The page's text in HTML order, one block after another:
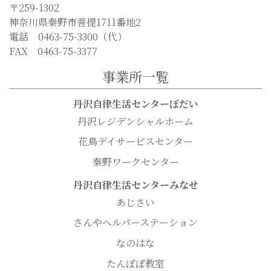
〒259-1302
神奈川県秦野市菩提1711番地2
電話 0463-75-3300（代）
FAX 0463-75-3377
事業所一覧
丹沢自律生活センターぼだい
丹沢レジデンシャルホーム
花鳥デイサービスセンター
秦野ワークセンター
丹沢自律生活センターみなせ
あじさい
さんやヘルパーステーション
なのはな
たんぽぽ教室